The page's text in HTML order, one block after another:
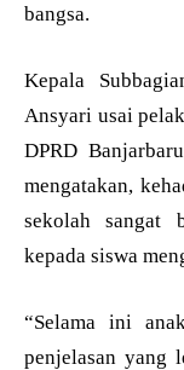
bangsa.
Kepala
Ansyari usai
DPRD
mengatakan,
sekolah sangat
kepada siswa
“Selama ini
penjelasan yang